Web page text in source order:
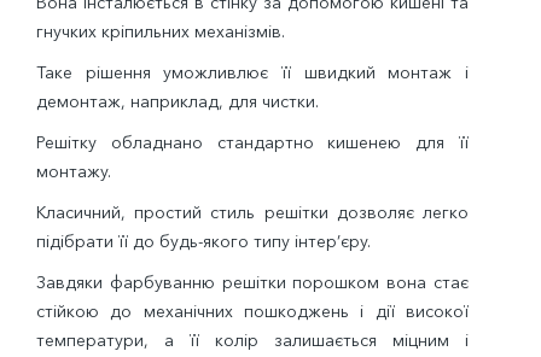
гнучких кріпильних механізмів.
Таке рішення уможливлює її швидкий монтаж і
демонтаж, наприклад, для чистки.
Решітку обладнано стандартно кишенею для її
монтажу.
Класичний, простий стиль решітки дозволяє легко
підібрати її до будь-якого типу інтер’єру.
Завдяки фарбуванню решітки порошком вона стає
стійкою до механічних пошкоджень і дії високої
температури, а її колір залишається міцним і